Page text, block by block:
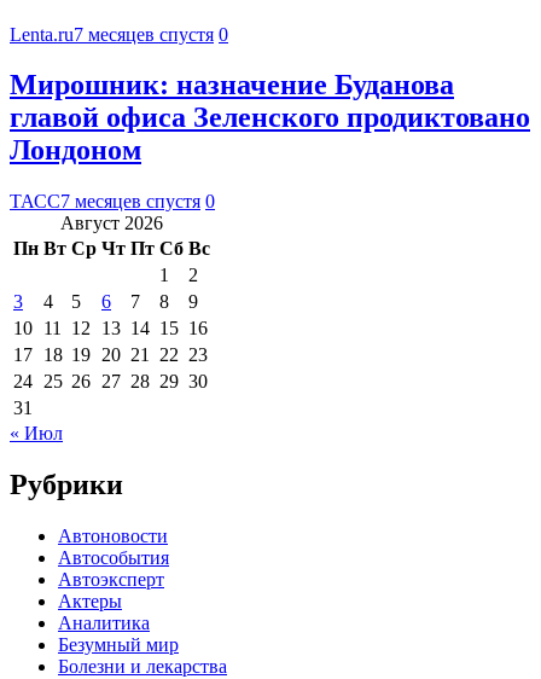
Lenta.ru7 месяцев спустя 0
Мирошник: назначение Буданова
главой офиса Зеленского продиктовано
Лондоном
ТАСС7 месяцев спустя 0
Август 2026
Пн Вт Ср Чт Пт Сб Вс
1
2
3
4 5 6 7 8
9
10 11 12 13 14 15 16
17 18 19 20 21 22 23
24 25 26 27 28 29 30
31
« Июл
Рубрики
Автоновости
Автособытия
Автоэксперт
Актеры
Аналитика
Безумный мир
Болезни и лекарства